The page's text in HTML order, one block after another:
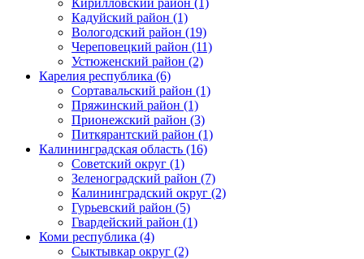
Кадуйский район (1)
Вологодский район (19)
Череповецкий район (11)
Устюженский район (2)
Карелия республика (6)
Сортавальский район (1)
Пряжинский район (1)
Прионежский район (3)
Питкярантский район (1)
Калининградская область (16)
Советский округ (1)
Зеленоградский район (7)
Калининградский округ (2)
Гурьевский район (5)
Гвардейский район (1)
Коми республика (4)
Сыктывкар округ (2)